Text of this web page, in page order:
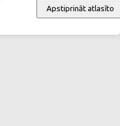
Apstiprināt atlasīto